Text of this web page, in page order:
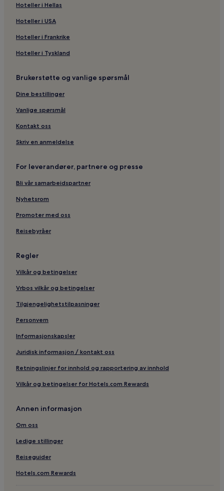
Hoteller i Hellas
Hoteller i USA
Hoteller i Frankrike
Hoteller i Tyskland
Brukerstøtte og vanlige spørsmål
Dine bestillinger
Vanlige spørsmål
Kontakt oss
Skriv en anmeldelse
For leverandører, partnere og presse
Bli vår samarbeidspartner
Nyhetsrom
Promoter med oss
Reisebyråer
Regler
Vilkår og betingelser
Vrbos vilkår og betingelser
Tilgjengelighetstilpasninger
Personvern
Informasjonskapsler
Juridisk informasjon / kontakt oss
Retningslinjer for innhold og rapportering av innhold
Vilkår og betingelser for Hotels.com Rewards
Annen informasjon
Om oss
Ledige stillinger
Reiseguider
Hotels.com Rewards